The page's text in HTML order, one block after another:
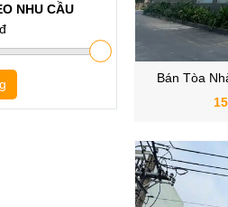
Bán Tòa
Phường
NHU CẦU